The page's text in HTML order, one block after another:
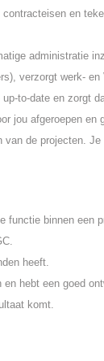
en
administratie
verzorgt werk-
to-date en zorgt
jou afgeroepen en
de projecten.
functie binnen een
heeft.
hebt een goed
komt.